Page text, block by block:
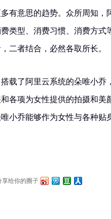
有意思的趋势。众所周知，
类型、消费习惯、消费方式
二者结合，必然各取所长。
搭载了阿里云系统的朵唯小乔
各项为女性提供的拍摄和美
小乔能够作为女性与各种贴
享给你的圈子